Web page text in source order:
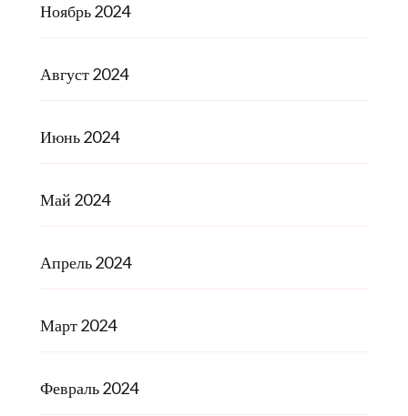
Ноябрь 2024
Август 2024
Июнь 2024
Май 2024
Апрель 2024
Март 2024
Февраль 2024